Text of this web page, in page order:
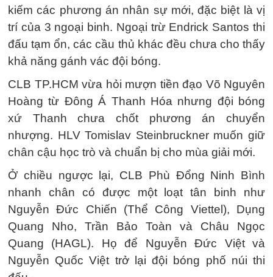
kiếm các phương án nhân sự mới, đặc biệt là vị
trí của 3 ngoại binh. Ngoại trừ Endrick Santos thi
đấu tạm ổn, các cầu thủ khác đều chưa cho thấy
khả năng gánh vác đội bóng.
CLB TP.HCM vừa hỏi mượn tiền đạo Võ Nguyên
Hoàng từ Đông Á Thanh Hóa nhưng đội bóng
xứ Thanh chưa chốt phương án chuyển
nhượng. HLV Tomislav Steinbruckner muốn giữ
chân cậu học trò và chuẩn bị cho mùa giải mới.
Ở chiều ngược lại, CLB Phù Đổng Ninh Bình
nhanh chân có được một loạt tân binh như
Nguyễn Đức Chiến (Thể Công Viettel), Dụng
Quang Nho, Trần Bảo Toàn và Châu Ngọc
Quang (HAGL). Họ để Nguyễn Đức Việt và
Nguyễn Quốc Việt trở lại đội bóng phố núi thi